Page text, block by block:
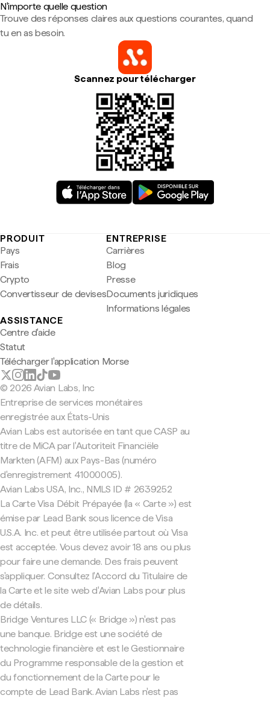
N'importe quelle question
Trouve des réponses claires aux questions courantes, quand
tu en as besoin.
Scannez pour télécharger
PRODUIT
Pays
Frais
Crypto
Convertisseur de devises
ENTREPRISE
Carrières
Blog
Presse
Documents juridiques
Informations légales
ASSISTANCE
Centre d'aide
Statut
Télécharger l'application Morse
© 2026 Avian Labs, Inc
Entreprise de services monétaires
enregistrée aux États-Unis
Avian Labs est autorisée en tant que CASP au
titre de MiCA par l'Autoriteit Financiële
Markten (AFM) aux Pays-Bas (numéro
d'enregistrement 41000005).
Avian Labs USA, Inc., NMLS ID # 2639252
La Carte Visa Débit Prépayée (la « Carte ») est
émise par Lead Bank sous licence de Visa
U.S.A. Inc. et peut être utilisée partout où Visa
est acceptée. Vous devez avoir 18 ans ou plus
pour faire une demande. Des frais peuvent
s'appliquer. Consultez l'Accord du Titulaire de
la Carte et le site web d'Avian Labs pour plus
de détails.
Bridge Ventures LLC (« Bridge ») n'est pas
une banque. Bridge est une société de
technologie financière et est le Gestionnaire
du Programme responsable de la gestion et
du fonctionnement de la Carte pour le
compte de Lead Bank. Avian Labs n'est pas